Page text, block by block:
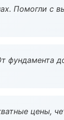
Помогли с
фундамента
цены,